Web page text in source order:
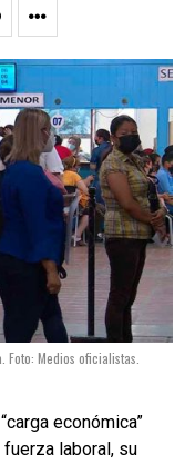
Foto: Medios oficialistas.
económica”
laboral, su